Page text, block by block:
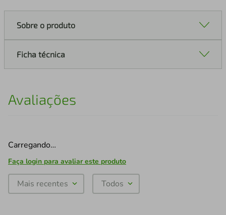
Sobre o produto
Ficha técnica
Avaliações
Carregando…
Faça login para avaliar este produto
Mais recentes Todos